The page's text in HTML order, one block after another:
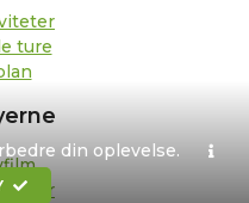
din oplevelse.
ture